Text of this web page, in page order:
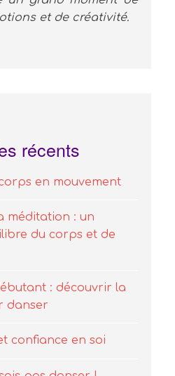
et de créativité.
récents
en mouvement
méditation : un
du corps et de
: découvrir la
danser
confiance en soi